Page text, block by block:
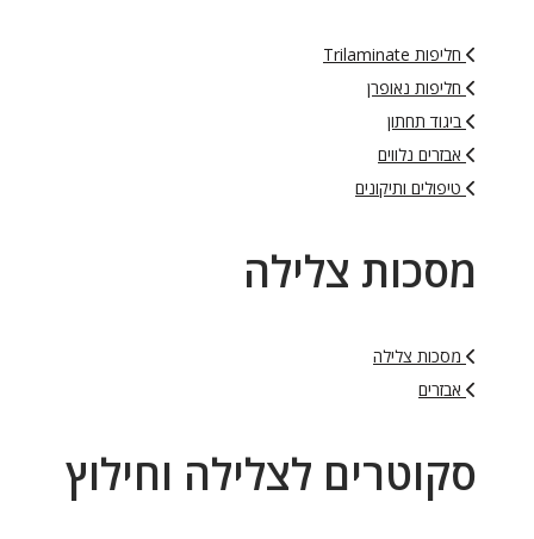
חליפות Trilaminate
חליפות נאופרן
ביגוד תחתון
אבזרים נלווים
טיפולים ותיקונים
מסכות צלילה
מסכות צלילה
אבזרים
סקוטרים לצלילה וחילוץ